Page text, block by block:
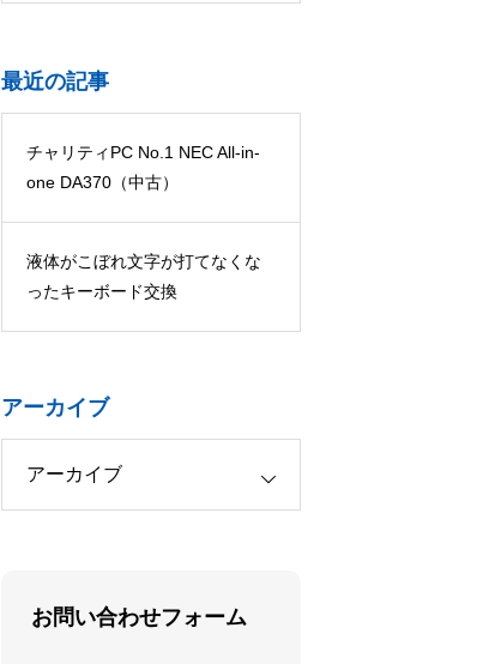
お問い合わせフォーム
最近の記事
チャリティPC No.1 NEC All-in-
one DA370（中古）
液体がこぼれ文字が打てなくな
ったキーボード交換
アーカイブ